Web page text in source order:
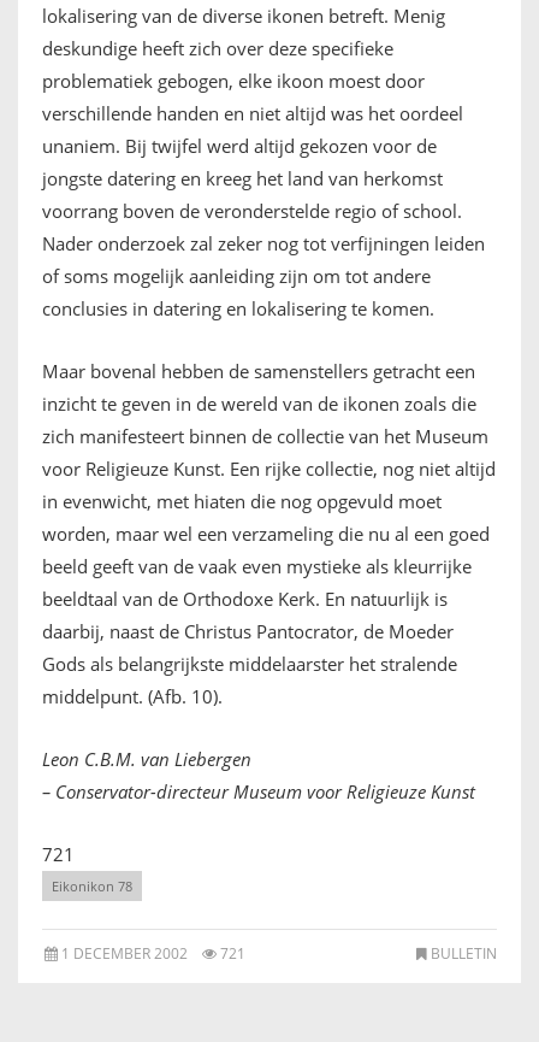
lokalisering van de diverse ikonen betreft. Menig
deskundige heeft zich over deze specifieke
problematiek gebogen, elke ikoon moest door
verschillende handen en niet altijd was het oordeel
unaniem. Bij twijfel werd altijd gekozen voor de
jongste datering en kreeg het land van herkomst
voorrang boven de veronderstelde regio of school.
Nader onderzoek zal zeker nog tot verfijningen leiden
of soms mogelijk aanleiding zijn om tot andere
conclusies in datering en lokalisering te komen.
Maar bovenal hebben de samenstellers getracht een
inzicht te geven in de wereld van de ikonen zoals die
zich manifesteert binnen de collectie van het Museum
voor Religieuze Kunst. Een rijke collectie, nog niet altijd
in evenwicht, met hiaten die nog opgevuld moet
worden, maar wel een verzameling die nu al een goed
beeld geeft van de vaak even mystieke als kleurrijke
beeldtaal van de Orthodoxe Kerk. En natuurlijk is
daarbij, naast de Christus Pantocrator, de Moeder
Gods als belangrijkste middelaarster het stralende
middelpunt. (Afb. 10).
Leon C.B.M. van Liebergen
– Conservator-directeur Museum voor Religieuze Kunst
721
Eikonikon 78
BULLETIN
1 DECEMBER 2002 721